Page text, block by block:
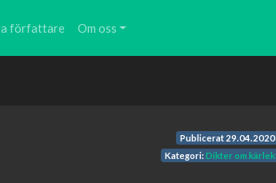
författare Om oss
Publicerat 29.04.2020
Kategori:Dikter om kärlek